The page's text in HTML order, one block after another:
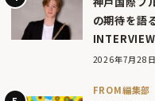
の期待を語
2026年7月28日
FROM編集部